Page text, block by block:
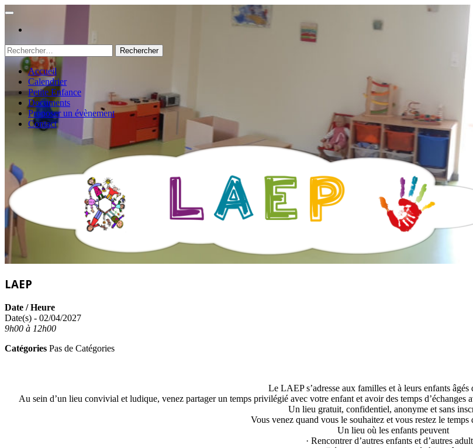
Rechercher :
Accueil
Calendrier
Petite Enfance
Documents
Proposer un évènement
Contact
LAEP
Date / Heure
Date(s) - 02/04/2027
9h00 à 12h00
Catégories Pas de Catégories
Le LAEP s’adresse aux familles et à leurs enfants âgés
Au sein d’un lieu convivial et ludique, venez partager un temps privilégié avec votre enfant et avoir des temps d’échanges
Un lieu gratuit, confidentiel, anonyme et sans
Vous venez quand vous le souhaitez et vous restez le temps
Un lieu où les enfants peuvent
· Rencontrer d’autres enfants et d’autres